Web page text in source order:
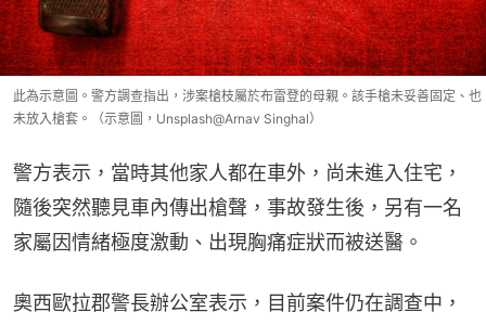
此為示意圖。警方調查指出，涉案槍枝屬於布雷登的母親。該手槍未妥善固定、也
未放入槍套。（示意圖，Unsplash@Arnav Singhal）
警方表示，當時其他家人都在車外，尚未進入住宅，
隨後突然聽見車內傳出槍聲，事故發生後，另有一名
家屬因情緒極度激動、出現胸痛症狀而被送醫。
奧西歐拉郡警長辦公室表示，目前案件仍在調查中，